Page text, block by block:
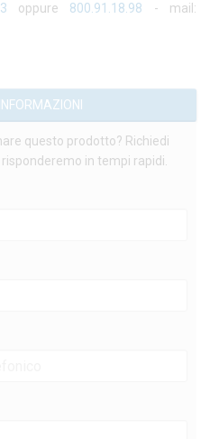
oppure 800.91.18.98 - mail:
questo prodotto? Richiedi
in tempi rapidi.